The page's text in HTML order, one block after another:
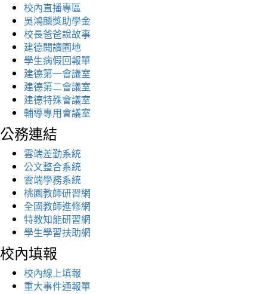
校內直播專區
吳鴻麟獎助學金
校長爸爸說故事
建德閱讀園地
學生病假回報單
建德第一會議室
建德第二會議室
建德特殊會議室
輔導專用會議室
公務連結
雲端差勤系統
公文整合系統
雲端學務系統
桃園教師研習網
全國教師進修網
特教知能研習網
學生學習扶助網
校內填報
校內線上填報
重大事件通報單